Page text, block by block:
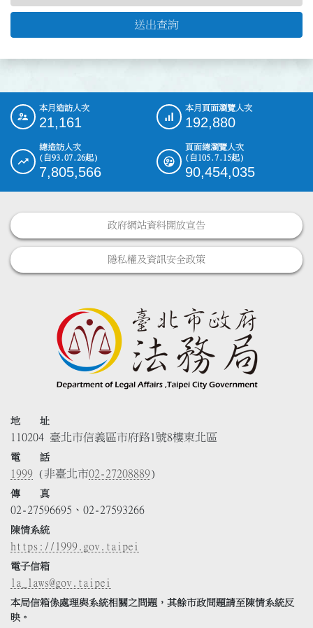
送出查詢
::: 本月造訪人次
21,161
本月頁面瀏覽人次
192,880
總造訪人次
(自93.07.26起)
7,805,566
頁面總瀏覽人次
(自105.7.15起)
90,454,035
政府網站資料開放宣告
隱私權及資訊安全政策
地 址
110204 臺北市信義區市府路1號8樓東北區
電 話
1999 (非臺北市02-27208889)
傳 真
02-27596695、02-27593266
陳情系統
https://1999.gov.taipei
電子信箱
la_laws@gov.taipei
本局信箱係處理與系統相關之問題，其餘市政問題請至陳情系統反
映。